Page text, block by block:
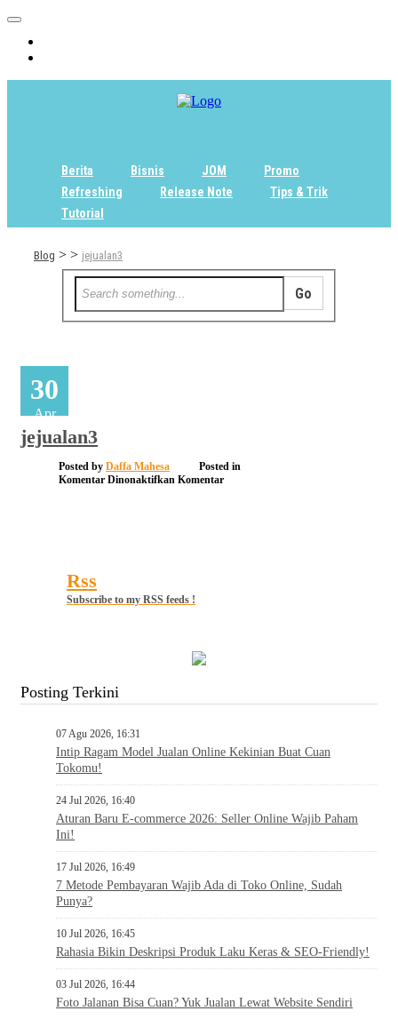
Berita Bisnis JOM
Promo
Refreshing
Release Note
Tips & Trik
Tutorial
Blog > > jejualan3
30
Apr
jejualan3
Posted by Daffa Mahesa
Posted in
Komentar Dinonaktifkan pada
Komentar
Rss
Subscribe to my RSS feeds !
Posting Terkini
07 Agu 2026, 16:31
Intip Ragam Model Jualan Online Kekinian Buat Cuan
Tokomu!
24 Jul 2026, 16:40
Aturan Baru E-commerce 2026: Seller Online Wajib Paham
Ini!
17 Jul 2026, 16:49
7 Metode Pembayaran Wajib Ada di Toko Online, Sudah
Punya?
10 Jul 2026, 16:45
Rahasia Bikin Deskripsi Produk Laku Keras & SEO-Friendly!
03 Jul 2026, 16:44
Foto Jalanan Bisa Cuan? Yuk Jualan Lewat Website Sendiri